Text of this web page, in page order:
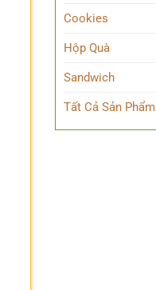
Cookies
Hộp Quà
Sandwich
Tất Cả Sản Phẩm